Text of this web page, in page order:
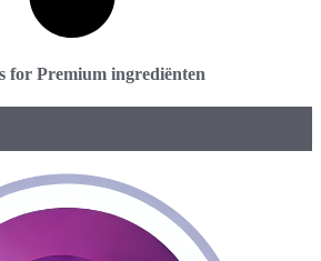
for Premium ingrediënten